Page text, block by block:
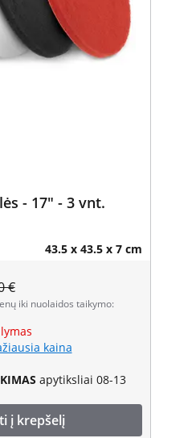
- 17" - 3 vnt.
43.5 x 43.5 x 7 cm
€
iki nuolaidos taikymo:
kaina
apytiksliai 08-13
į krepšelį